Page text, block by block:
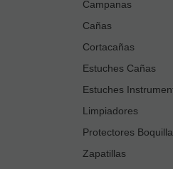
Campanas
Cañas
Cortacañas
Estuches Cañas
Estuches
Limpiadores
Protectores Boquilla
Zapatillas